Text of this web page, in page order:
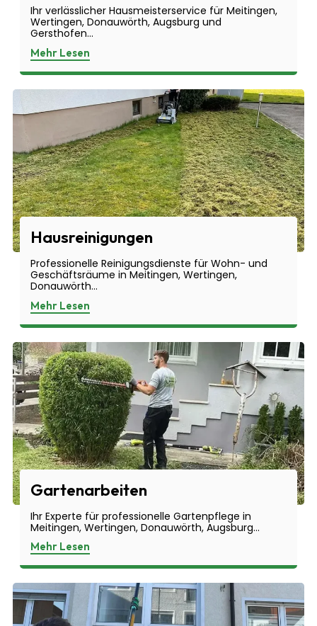
Ihr verlässlicher Hausmeisterservice für Meitingen,
Wertingen, Donauwörth, Augsburg und
Gersthofen...
Mehr Lesen
Hausreinigungen
Professionelle Reinigungsdienste für Wohn- und
Geschäftsräume in Meitingen, Wertingen,
Donauwörth...
Mehr Lesen
Gartenarbeiten
Ihr Experte für professionelle Gartenpflege in
Meitingen, Wertingen, Donauwörth, Augsburg...
Mehr Lesen